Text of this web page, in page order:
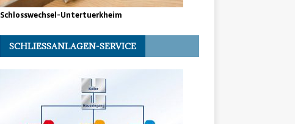
Schlosswechsel-Untertuerkheim
SCHLIESSANLAGEN-SERVICE